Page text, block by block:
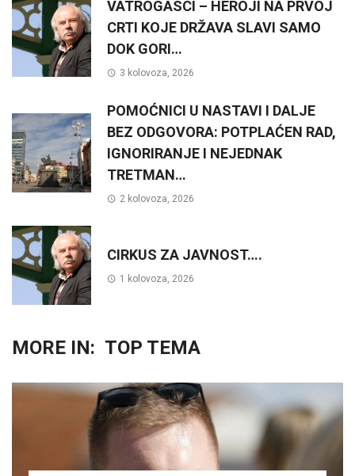
VATROGASCI – HEROJI NA PRVOJ
CRTI KOJE DRŽAVA SLAVI SAMO
DOK GORI…
3 kolovoza, 2026
POMOĆNICI U NASTAVI I DALJE
BEZ ODGOVORA: POTPLAĆEN RAD,
IGNORIRANJE I NEJEDNAK
TRETMAN…
2 kolovoza, 2026
CIRKUS ZA JAVNOST….
1 kolovoza, 2026
MORE IN: TOP TEMA